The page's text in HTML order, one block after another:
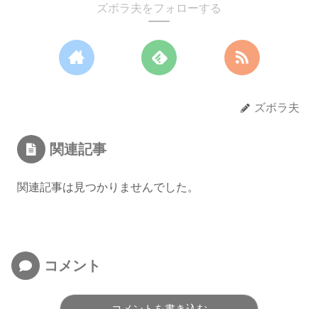
ズボラ夫をフォローする
ズボラ夫
関連記事
関連記事は見つかりませんでした。
コメント